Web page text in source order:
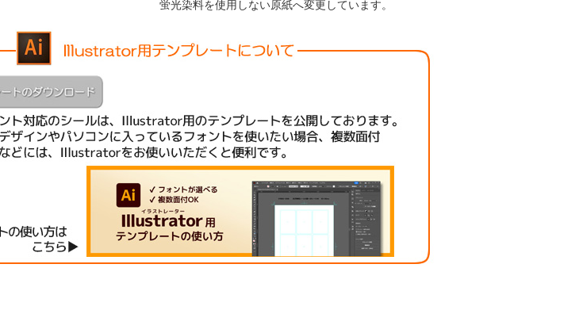
蛍光染料を使用しない原紙へ変更しています。